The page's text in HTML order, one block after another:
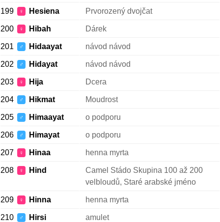
199 ♀ Hesiena Prvorozený dvojčat
200 ♀ Hibah Dárek
201 ♂ Hidaayat návod návod
202 ♂ Hidayat návod návod
203 ♀ Hija Dcera
204 ♂ Hikmat Moudrost
205 ♂ Himaayat o podporu
206 ♂ Himayat o podporu
207 ♀ Hinaa henna myrta
208 ♀ Hind
Camel Stádo Skupina 100 až 200
velbloudů, Staré arabské jméno
209 ♀ Hinna henna myrta
210 ♂ Hirsi amulet